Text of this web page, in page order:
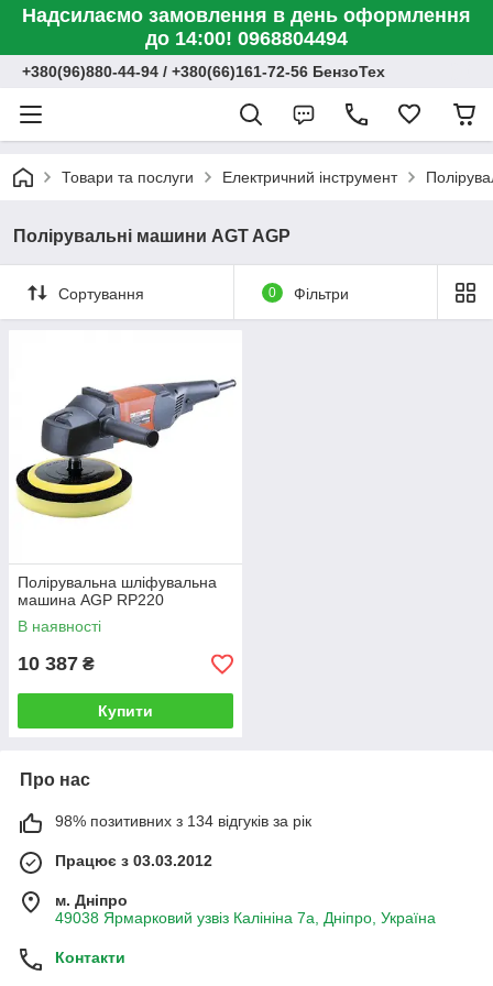
Надсилаємо замовлення в день оформлення
до 14:00! 0968804494
+380(96)880-44-94 / +380(66)161-72-56 БензоТех
Товари та послуги Електричний інструмент
Полірувальні машини AGT AGP
Сортування 0 Фільтри
Полірувальна шліфувальна
машина AGP RP220
В наявності
10 387 ₴
Купити
Про нас
98% позитивних з 134 відгуків за рік
Працює з 03.03.2012
м. Дніпро
49038 Ярмарковий узвіз Калініна 7а, Дніпро, Україна
Контакти